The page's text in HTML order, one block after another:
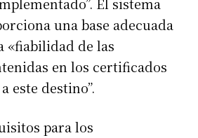
El sistema
una base adecuada
«fiabilidad de las
en los certificados
este destino”.
para los